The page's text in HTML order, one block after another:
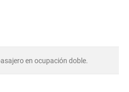
en ocupación doble.